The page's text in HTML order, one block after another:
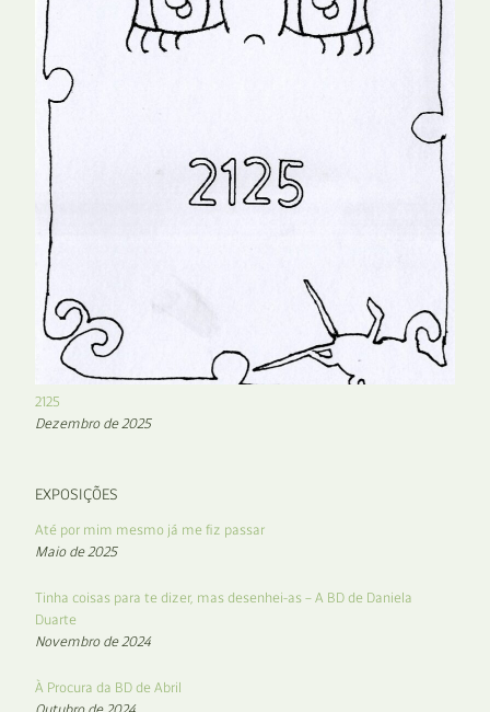
2125
Dezembro de 2025
EXPOSIÇÕES
Até por mim mesmo já me fiz passar
Maio de 2025
Tinha coisas para te dizer, mas desenhei-as – A BD de Daniela
Duarte
Novembro de 2024
À Procura da BD de Abril